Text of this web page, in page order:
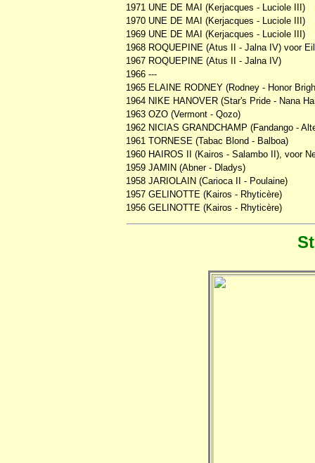
1971 UNE DE MAI (Kerjacques - Luciole III)
1970 UNE DE MAI (Kerjacques - Luciole III)
1969 UNE DE MAI (Kerjacques - Luciole III)
1968 ROQUEPINE (Atus II - Jalna IV) voor
1967 ROQUEPINE (Atus II - Jalna IV)
1966 ---
1965 ELAINE RODNEY (Rodney - Honor
1964 NIKE HANOVER (Star's Pride - Nana
1963 OZO (Vermont - Qozo)
1962 NICIAS GRANDCHAMP (Fandango -
1961 TORNESE (Tabac Blond - Balboa)
1960 HAIROS II (Kairos - Salambo II), voor
1959 JAMIN (Abner - Dladys)
1958 JARIOLAIN (Carioca II - Poulaine)
1957 GELINOTTE (Kairos - Rhyticère)
1956 GELINOTTE (Kairos - Rhyticère)